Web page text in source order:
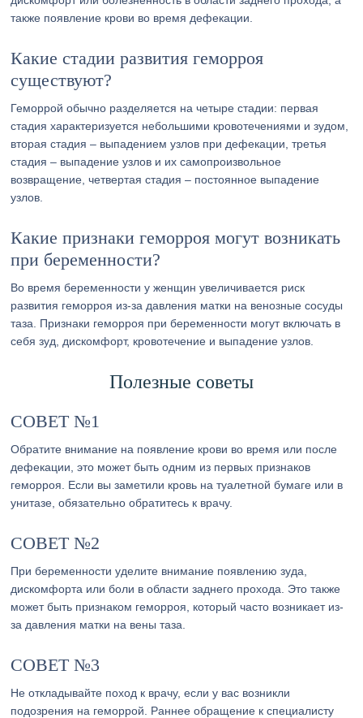
также появление крови во время дефекации.
Какие стадии развития геморроя
существуют?
Геморрой обычно разделяется на четыре стадии: первая
стадия характеризуется небольшими кровотечениями и зудом,
вторая стадия – выпадением узлов при дефекации, третья
стадия – выпадение узлов и их самопроизвольное
возвращение, четвертая стадия – постоянное выпадение
узлов.
Какие признаки геморроя могут возникать
при беременности?
Во время беременности у женщин увеличивается риск
развития геморроя из-за давления матки на венозные сосуды
таза. Признаки геморроя при беременности могут включать в
себя зуд, дискомфорт, кровотечение и выпадение узлов.
Полезные советы
СОВЕТ №1
Обратите внимание на появление крови во время или после
дефекации, это может быть одним из первых признаков
геморроя. Если вы заметили кровь на туалетной бумаге или в
унитазе, обязательно обратитесь к врачу.
СОВЕТ №2
При беременности уделите внимание появлению зуда,
дискомфорта или боли в области заднего прохода. Это также
может быть признаком геморроя, который часто возникает из-
за давления матки на вены таза.
СОВЕТ №3
Не откладывайте поход к врачу, если у вас возникли
подозрения на геморрой. Раннее обращение к специалисту